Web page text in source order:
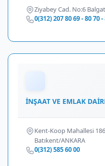
Ziyabey Cad. No:6
0(312) 207 80 69 - 80 70 -
İNŞAAT VE EMLAK
Kent-Koop Mahallesi
Batıkent/ANKARA
0(312) 585 60 00